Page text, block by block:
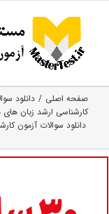
content
صفحه اصلی
دانلود
کارشناسی ارشد زبان‌ های